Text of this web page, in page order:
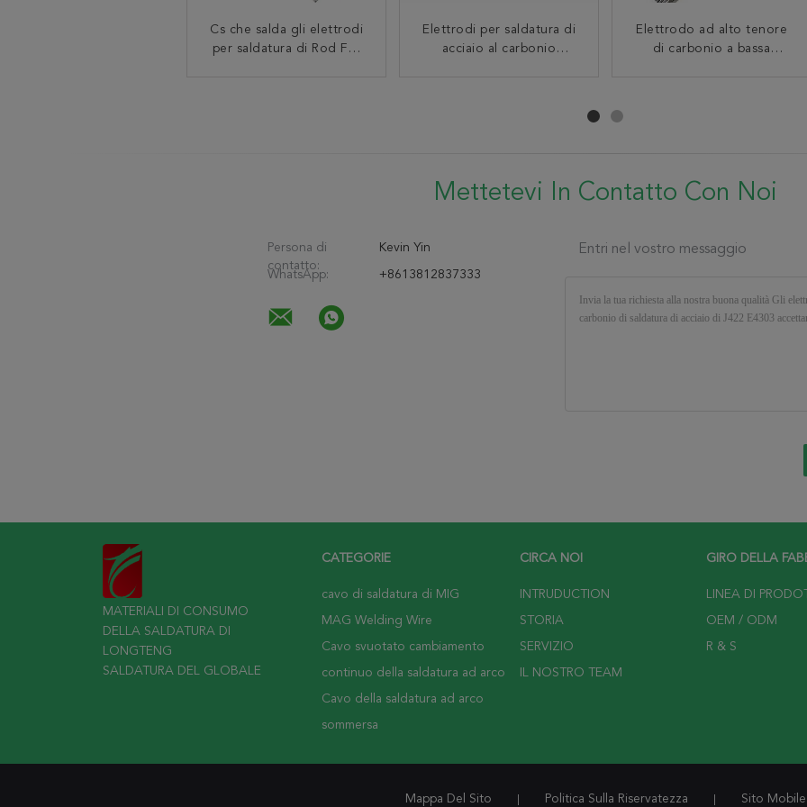
Cs che salda gli elettrodi
per saldatura di Rod For
Elettrodi per saldatura di
acciaio al carbonio
Elettrodo ad alto tenore
di carbonio a bassa
AWS A5.1 E7016 J506
J421 che salda l'elettrodo
Elettrodo bassolegato
2.5mm di saldatura di
Riempitore Rod 2.5mm del
acciaio al carbonio
Mettetevi In ​​contatto Con Noi
Persona di
contatto:
Kevin Yin
WhatsApp: +8613812837333
Entri nel vostro messaggio
MATERIALI DI CONSUMO
DELLA SALDATURA DI
LONGTENG
SALDATURA DEL GLOBALE
CATEGORIE
cavo di saldatura di MIG
MAG Welding Wire
Cavo svuotato cambiamento
continuo della saldatura ad arco
Cavo della saldatura ad arco
sommersa
CIRCA NOI
INTRUDUCTION
STORIA
SERVIZIO
IL NOSTRO TEAM
GIRO DELLA
LINEA DI
OEM / ODM
R & S
Mappa Del Sito Politica Sulla Riservatezza Sito Mobile